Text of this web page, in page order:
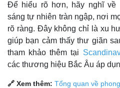
Để hiểu rõ hơn, hãy nghĩ về
sáng tự nhiên tràn ngập, nơi
rõ ràng. Đây không chỉ là xu
giúp bạn cảm thấy thư giãn
tham khảo thêm tại
các thương hiệu Bắc Âu áp
🔗 Xem thêm: Tổng quan về